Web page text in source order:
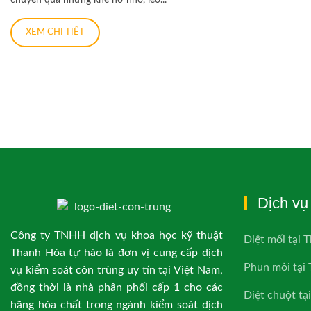
XEM CHI TIẾT
Công ty TNHH dịch vụ khoa học kỹ thuật
Thanh Hóa tự hào là đơn vị cung cấp dịch
vụ kiểm soát côn trùng uy tín tại Việt Nam,
đồng thời là nhà phân phối cấp 1 cho các
hãng hóa chất trong ngành kiểm soát dịch
Dịch
Diệt mối tại
Phun mỗi tại
Diệt chuột